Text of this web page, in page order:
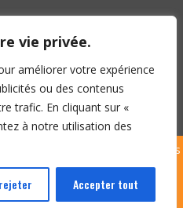
vie privée.
améliorer votre expérience
ou des contenus
trafic. En cliquant sur «
à notre utilisation des
Accepter tout
en Sud-Charente – 2026 | Tous
par
|
Politique de
Mentions légales